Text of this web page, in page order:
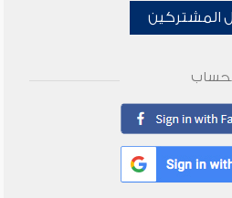
المشتركين
بحساب